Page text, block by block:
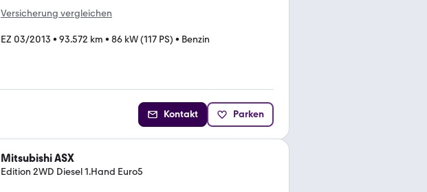
Versicherung vergleichen
EZ 03/2013 • 93.572 km • 86 kW (117 PS) • Benzin
Kontakt Parken
Mitsubishi ASX
Edition 2WD Diesel 1.Hand Euro5